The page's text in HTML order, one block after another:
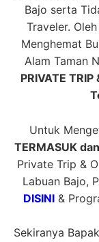
Bajo serta
Traveler.
Menghemat
Alam Taman
PRIVATE
Untuk
TERMASUK
Private Trip &
Labuan Bajo,
DISINI&
Sekiranya